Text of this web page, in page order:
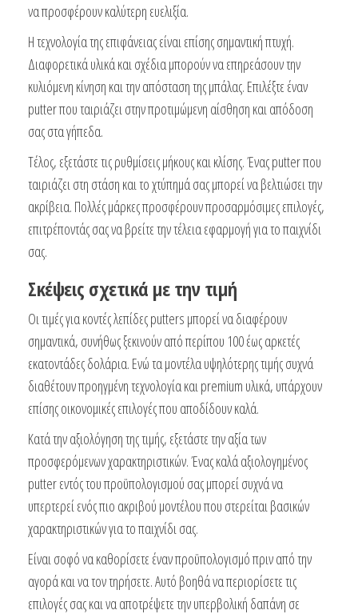
να προσφέρουν καλύτερη ευελιξία.
Η τεχνολογία της επιφάνειας είναι επίσης σημαντική πτυχή.
Διαφορετικά υλικά και σχέδια μπορούν να επηρεάσουν την
κυλιόμενη κίνηση και την απόσταση της μπάλας. Επιλέξτε έναν
putter που ταιριάζει στην προτιμώμενη αίσθηση και απόδοση
σας στα γήπεδα.
Τέλος, εξετάστε τις ρυθμίσεις μήκους και κλίσης. Ένας putter που
ταιριάζει στη στάση και το χτύπημά σας μπορεί να βελτιώσει την
ακρίβεια. Πολλές μάρκες προσφέρουν προσαρμόσιμες επιλογές,
επιτρέποντάς σας να βρείτε την τέλεια εφαρμογή για το παιχνίδι
σας.
Σκέψεις σχετικά με την τιμή
Οι τιμές για κοντές λεπίδες putters μπορεί να διαφέρουν
σημαντικά, συνήθως ξεκινούν από περίπου 100 έως αρκετές
εκατοντάδες δολάρια. Ενώ τα μοντέλα υψηλότερης τιμής συχνά
διαθέτουν προηγμένη τεχνολογία και premium υλικά, υπάρχουν
επίσης οικονομικές επιλογές που αποδίδουν καλά.
Κατά την αξιολόγηση της τιμής, εξετάστε την αξία των
προσφερόμενων χαρακτηριστικών. Ένας καλά αξιολογημένος
putter εντός του προϋπολογισμού σας μπορεί συχνά να
υπερτερεί ενός πιο ακριβού μοντέλου που στερείται βασικών
χαρακτηριστικών για το παιχνίδι σας.
Είναι σοφό να καθορίσετε έναν προϋπολογισμό πριν από την
αγορά και να τον τηρήσετε. Αυτό βοηθά να περιορίσετε τις
επιλογές σας και να αποτρέψετε την υπερβολική δαπάνη σε